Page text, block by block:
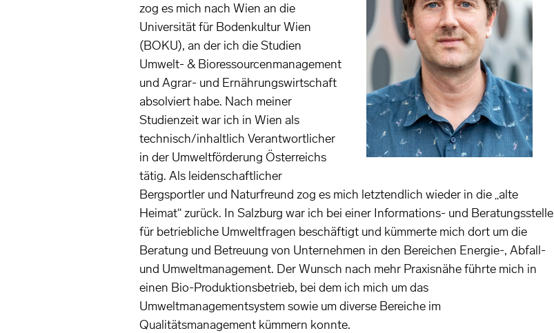
zog es mich nach Wien an die
Universität für Bodenkultur Wien
(BOKU), an der ich die Studien
Umwelt- & Bioressourcenmanagement
und Agrar- und Ernährungswirtschaft
absolviert habe. Nach meiner
Studienzeit war ich in Wien als
technisch/inhaltlich Verantwortlicher
in der Umweltförderung Österreichs
tätig. Als leidenschaftlicher
Bergsportler und Naturfreund zog es mich letztendlich wieder in die „alte
Heimat“ zurück. In Salzburg war ich bei einer Informations- und Beratungsstelle
für betriebliche Umweltfragen beschäftigt und kümmerte mich dort um die
Beratung und Betreuung von Unternehmen in den Bereichen Energie-, Abfall-
und Umweltmanagement. Der Wunsch nach mehr Praxisnähe führte mich in
einen Bio-Produktionsbetrieb, bei dem ich mich um das
Umweltmanagementsystem sowie um diverse Bereiche im
Qualitätsmanagement kümmern konnte.